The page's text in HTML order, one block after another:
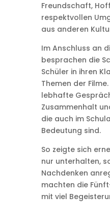
Freundschaft,
respektvollen
aus anderen
Im Anschluss an
besprachen die
Schüler in ihren
Themen der
lebhafte
Zusammenhalt
die auch im
Bedeutung sind.
So zeigte sich
nur unterhalten,
Nachdenken
machten die
mit viel